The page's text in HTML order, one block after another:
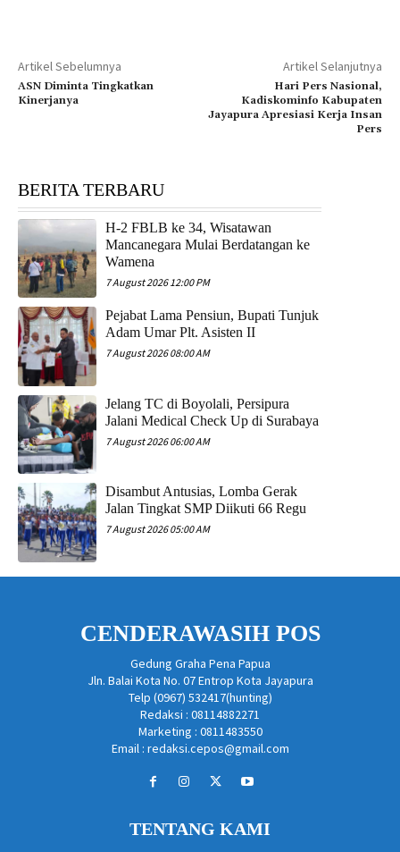
Artikel Sebelumnya
ASN Diminta Tingkatkan
Kinerjanya
Artikel Selanjutnya
Hari Pers Nasional,
Kadiskominfo Kabupaten
Jayapura Apresiasi Kerja Insan
Pers
BERITA TERBARU
H-2 FBLB ke 34, Wisatawan
Mancanegara Mulai Berdatangan ke
Wamena
7 August 2026 12:00 PM
Pejabat Lama Pensiun, Bupati Tunjuk
Adam Umar Plt. Asisten II
7 August 2026 08:00 AM
Jelang TC di Boyolali, Persipura
Jalani Medical Check Up di Surabaya
7 August 2026 06:00 AM
Disambut Antusias, Lomba Gerak
Jalan Tingkat SMP Diikuti 66 Regu
7 August 2026 05:00 AM
CENDERAWASIH POS
Gedung Graha Pena Papua
Jln. Balai Kota No. 07 Entrop Kota Jayapura
Telp (0967) 532417(hunting)
Redaksi : 08114882271
Marketing : 0811483550
Email : redaksi.cepos@gmail.com
TENTANG KAMI